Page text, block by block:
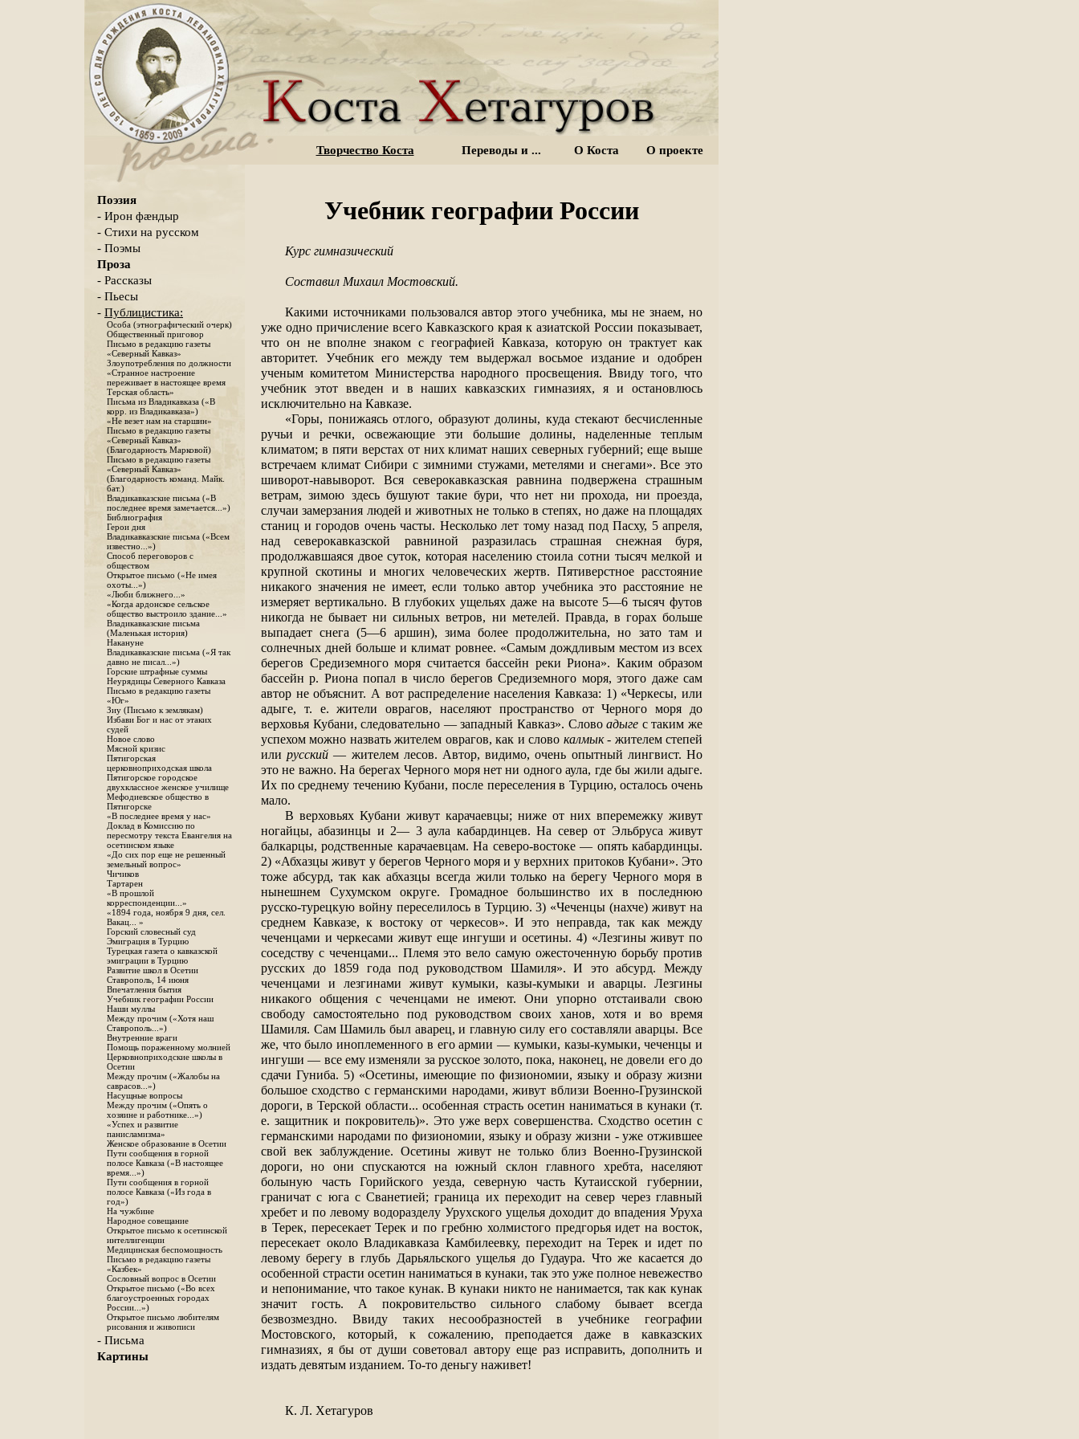
Творчество Коста Переводы и ... О Коста О проекте
Поэзия
- Ирон фæндыр
- Стихи на русском
- Поэмы
Проза
- Рассказы
- Пьесы
- Публицистика:
Особа (этнографический очерк)
Общественный приговор
Письмо в редакцию газеты
«Северный Кавказ»
Злоупотребления по должности
«Странное настроение
переживает в настоящее время
Терская область»
Письма из Владикавказа («В
корр. из Владикавказа»)
«Не везет нам на старшин»
Письмо в редакцию газеты
«Северный Кавказ»
(Благодарность Марковой)
Письмо в редакцию газеты
«Северный Кавказ»
(Благодарность команд. Майк.
бат.)
Владикавказские письма («В
последнее время замечается...»)
Библиография
Герои дня
Владикавказские письма («Всем
известно...»)
Способ переговоров с
обществом
Открытое письмо («Не имея
охоты...»)
«Люби ближнего...»
«Когда ардонское сельское
общество выстроило здание...»
Владикавказские письма
(Маленькая история)
Накануне
Владикавказские письма («Я так
давно не писал...»)
Горские штрафные суммы
Неурядицы Северного Кавказа
Письмо в редакцию газеты
«Юг»
Зиу (Письмо к землякам)
Избави Бог и нас от этаких
судей
Новое слово
Мясной кризис
Пятигорская
церковноприходская школа
Пятигорское городское
двухклассное женское училище
Мефодиевское общество в
Пятигорске
«В последнее время у нас»
Доклад в Комиссию по
пересмотру текста Евангелия на
осетинском языке
«До сих пор еще не решенный
земельный вопрос»
Чичиков
Тартарен
«В прошлой
корреспонденции...»
«1894 года, ноября 9 дня, сел.
Вакац... »
Горский словесный суд
Эмиграция в Турцию
Турецкая газета о кавказской
эмиграции в Турцию
Развитие школ в Осетии
Ставрополь, 14 июня
Впечатления бытия
Учебник географии России
Наши муллы
Между прочим («Хотя наш
Ставрополь...»)
Внутренние враги
Помощь пораженному молнией
Церковноприходские школы в
Осетии
Между прочим («Жалобы на
саврасов...»)
Насущные вопросы
Между прочим («Опять о
хозяине и работнике...»)
«Успех и развитие
панисламизма»
Женское образование в Осетии
Пути сообщения в горной
полосе Кавказа («В настоящее
время...»)
Пути сообщения в горной
полосе Кавказа («Из года в
год»)
На чужбине
Народное совещание
Открытое письмо к осетинской
интеллигенции
Медицинская беспомощность
Письмо в редакцию газеты
«Каз6ек»
Сословный вопрос в Осетии
Открытое письмо («Во всех
благоустроенных городах
России...»)
Открытое письмо любителям
рисования и живописи
- Письма
Картины
Учебник географии России
Курс гимназический
Составил Михаил Мостовский.
Какими источниками пользовался автор этого учебника, мы не знаем, но
уже одно причисление всего Кавказского края к азиатской России показывает,
что он не вполне знаком с географией Кавказа, которую он трактует как
авторитет. Учебник его между тем выдержал восьмое издание и одобрен
ученым комитетом Министерства народного просвещения. Ввиду того, что
учебник этот введен и в наших кавказских гимназиях, я и остановлюсь
исключительно на Кавказе.
«Горы, понижаясь отлого, образуют долины, куда стекают бесчисленные
ручьи и речки, освежающие эти большие долины, наделенные теплым
климатом; в пяти верстах от них климат наших северных губерний; еще выше
встречаем климат Сибири с зимними стужами, метелями и снегами». Все это
шиворот-навыворот. Вся северокавказская равнина подвержена страшным
ветрам, зимою здесь бушуют такие бури, что нет ни прохода, ни проезда,
случаи замерзания людей и животных не только в степях, но даже на площадях
станиц и городов очень часты. Несколько лет тому назад под Пасху, 5 апреля,
над северокавказской равниной разразилась страшная снежная буря,
продолжавшаяся двое суток, которая населению стоила сотни тысяч мелкой и
крупной скотины и многих человеческих жертв. Пятиверстное расстояние
никакого значения не имеет, если только автор учебника это расстояние не
измеряет вертикально. В глубоких ущельях даже на высоте 5—6 тысяч футов
никогда не бывает ни сильных ветров, ни метелей. Правда, в горах больше
выпадает снега (5—6 аршин), зима более продолжительна, но зато там и
солнечных дней больше и климат ровнее. «Самым дождливым местом из всех
берегов Средиземного моря считается бассейн реки Риона». Каким образом
бассейн р. Риона попал в число берегов Средиземного моря, этого даже сам
автор не объяснит. А вот распределение населения Кавказа: 1) «Черкесы, или
адыге, т. е. жители оврагов, населяют пространство от Черного моря до
верховья Кубани, следовательно — западный Кавказ». Словоадыге с таким же
успехом можно назвать жителем оврагов, как и слово калмык- жителем степей
илирусский — жителем лесов. Автор, видимо, очень опытный лингвист. Но
это не важно. На берегах Черного моря нет ни одного аула, где бы жили адыге.
Их по среднему течению Кубани, после переселения в Турцию, осталось очень
мало.
В верховьях Кубани живут карачаевцы; ниже от них вперемежку живут
ногайцы, абазинцы и 2— 3 аула кабардинцев. На север от Эльбруса живут
балкарцы, родственные карачаевцам. На северо-востоке — опять кабардинцы.
2) «Абхазцы живут у берегов Черного моря и у верхних притоков Кубани». Это
тоже абсурд, так как абхазцы всегда жили только на берегу Черного моря в
нынешнем Сухумском округе. Громадное большинство их в последнюю
русско-турецкую войну переселилось в Турцию. 3) «Чеченцы (нахче) живут на
среднем Кавказе, к востоку от черкесов». И это неправда, так как между
чеченцами и черкесами живут еще ингуши и осетины. 4) «Лезгины живут по
соседству с чеченцами... Племя это вело самую ожесточенную борьбу против
русских до 1859 года под руководством Шамиля». И это абсурд. Между
чеченцами и лезгинами живут кумыки, казы-кумыки и аварцы. Лезгины
никакого общения с чеченцами не имеют. Они упорно отстаивали свою
свободу самостоятельно под руководством своих ханов, хотя и во время
Шамиля. Сам Шамиль был аварец, и главную силу его составляли аварцы. Все
же, что было иноплеменного в его армии — кумыки, казы-кумыки, чеченцы и
ингуши — все ему изменяли за русское золото, пока, наконец, не довели его до
сдачи Гуниба. 5) «Осетины, имеющие по физиономии, языку и образу жизни
большое сходство с германскими народами, живут вблизи Военно-Грузинской
дороги, в Терской области... особенная страсть осетин наниматься в кунаки (т.
е. защитник и покровитель)». Это уже верх совершенства. Сходство осетин с
германскими народами по физиономии, языку и образу жизни - уже отжившее
свой век заблуждение. Осетины живут не только близ Военно-Грузинской
дороги, но они спускаются на южный склон главного хребта, населяют
болыную часть Горийского уезда, северную часть Кутаисской губернии,
граничат с юга с Сванетией; граница их переходит на север через главный
хребет и по левому водоразделу Урухского ущелья доходит до впадения Уруха
в Терек, пересекает Терек и по гребню холмистого предгорья идет на восток,
пересекает около Владикавказа Камбилеевку, переходит на Терек и идет по
левому берегу в глубь Дарьяльского ущелья до Гудаура. Что же касается до
особенной страсти осетин наниматься в кунаки, так это уже полное невежество
и непонимание, что такое кунак. В кунаки никто не нанимается, так как кунак
значит гость. А покровительство сильного слабому бывает всегда
безвозмездно. Ввиду таких несообразностей в учебнике географии
Мостовского, который, к сожалению, преподается даже в кавказских
гимназиях, я бы от души советовал автору еще раз исправить, дополнить и
издать девятым изданием. То-то деньгу наживет!
К. Л. Хетагуров